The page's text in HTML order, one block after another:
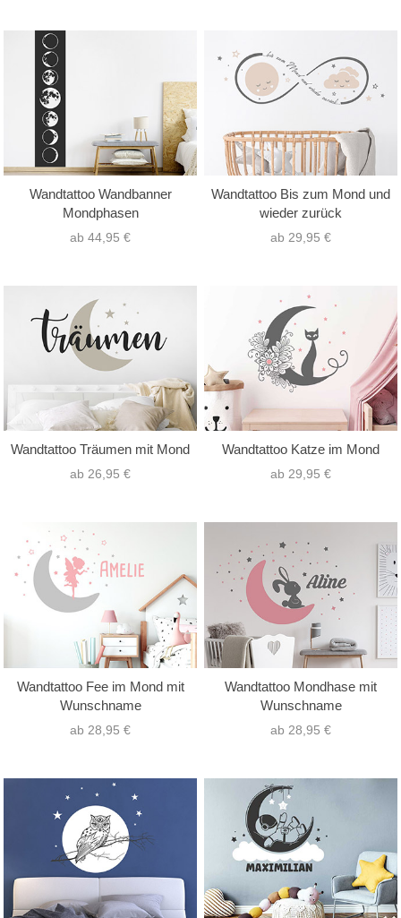
Wandtattoo Wandbanner
Mondphasen
ab 44,95 €
Wandtattoo Bis zum Mond und
wieder zurück
ab 29,95 €
Wandtattoo Träumen mit Mond
ab 26,95 €
Wandtattoo Katze im Mond
ab 29,95 €
Wandtattoo Fee im Mond mit
Wunschname
ab 28,95 €
Wandtattoo Mondhase mit
Wunschname
ab 28,95 €